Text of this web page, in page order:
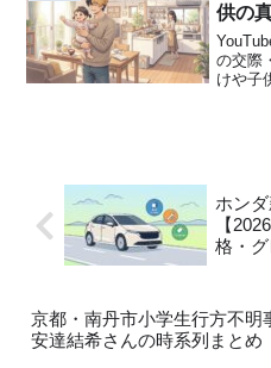
供の
の交際
けや子
ホン
【
格・
京都・南丹市小学生行方不明
安達結希さんの時系列まとめ